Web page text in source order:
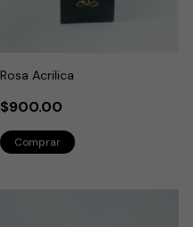
Rosa Acrilica
$900.00